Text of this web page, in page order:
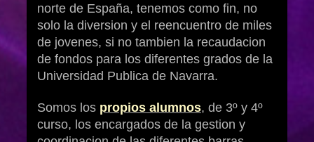
norte de España, tenemos como fin, no
solo la diversion y el reencuentro de miles
de jovenes, si no tambien la recaudacion
de fondos para los diferentes grados de la
Universidad Publica de Navarra.
Somos los propios alumnos, de 3º y 4º
curso, los encargados de la gestion y